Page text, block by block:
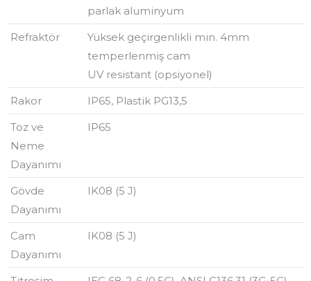
parlak aluminyum
Refraktör
Yüksek geçirgenlikli min. 4mm
temperlenmiş cam
UV resistant (opsiyonel)
Rakor
IP65, Plastik PG13,5
Toz ve
Neme
Dayanımı
IP65
Gövde
Dayanımı
IK08 (5 J)
Cam
Dayanımı
IK08 (5 J)